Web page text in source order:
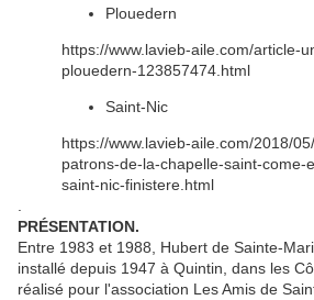
Plouedern
https://www.lavieb-aile.com/article-
plouedern-123857474.html
Saint-Nic
https://www.lavieb-aile.com/2018/
patrons-de-la-chapelle-saint-come-
saint-nic-finistere.html
PRÉSENTATION.
Entre 1983 et 1988, Hubert de Sainte-
installé depuis 1947 à Quintin, dans les
réalisé pour l'association Les Amis de